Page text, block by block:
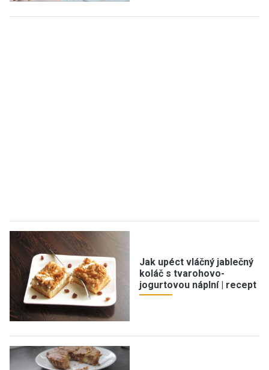
Jak upéct vláčný jablečný
koláč s tvarohovo-
jogurtovou náplní | recept